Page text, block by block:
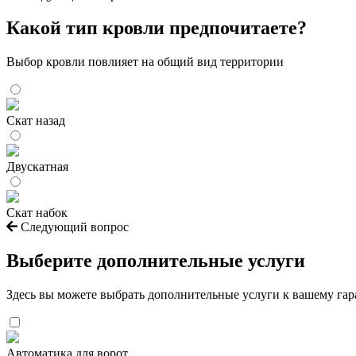
Какой тип кровли предпочитаете?
Выбор кровли повлияет на общий вид территории
Скат назад
Двускатная
Скат набок
Следующий вопрос
Выберите дополнительные услуги
Здесь вы можете выбрать дополнительные услуги к вашему